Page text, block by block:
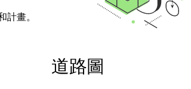
計畫。
道路圖